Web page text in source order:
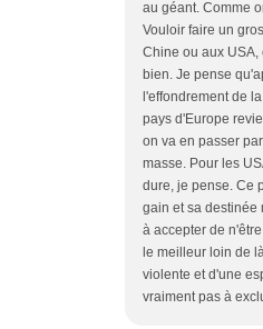
au géant. Comme
Vouloir faire un
Chine ou aux USA,
bien. Je pense
l'effondrement de
pays d'Europe
on va en passer
masse. Pour les
dure, je pense. Ce
gain et sa destinée
à accepter de
le meilleur loin de
violente et d'une
vraiment pas à